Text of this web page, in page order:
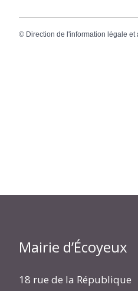
© Direction de l'information légale et
Mairie d’Écoyeux
18 rue de la République